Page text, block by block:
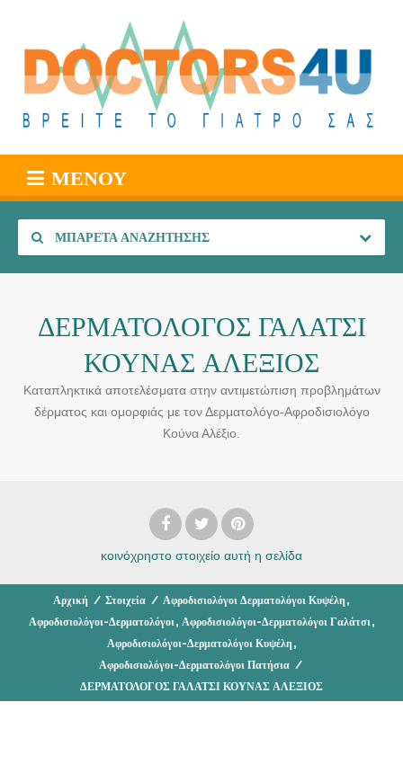
ΜΕΝΟΎ
ΜΠΑΡΈΤΑ ΑΝΑΖΉΤΗΣΗΣ
ΔΕΡΜΑΤΟΛΟΓΟΣ ΓΑΛΑΤΣΙ
ΚΟΥΝΑΣ ΑΛΕΞΙΟΣ
Καταπληκτικά αποτελέσματα στην αντιμετώπιση προβλημάτων
δέρματος και ομορφιάς με τον Δερματολόγο-Αφροδισιολόγο
Κούνα Αλέξιο.
κοινόχρηστο στοιχείο αυτή η σελίδα
Αρχική / Στοιχεία / Αφροδισιολόγοι Δερματολόγοι Κυψέλη ,
Αφροδισιολόγοι-Δερματολόγοι , Αφροδισιολόγοι-Δερματολόγοι Γαλάτσι ,
Αφροδισιολόγοι-Δερματολόγοι Κυψέλη ,
Αφροδισιολόγοι-Δερματολόγοι Πατήσια /
ΔΕΡΜΑΤΟΛΟΓΟΣ ΓΑΛΑΤΣΙ ΚΟΥΝΑΣ ΑΛΕΞΙΟΣ